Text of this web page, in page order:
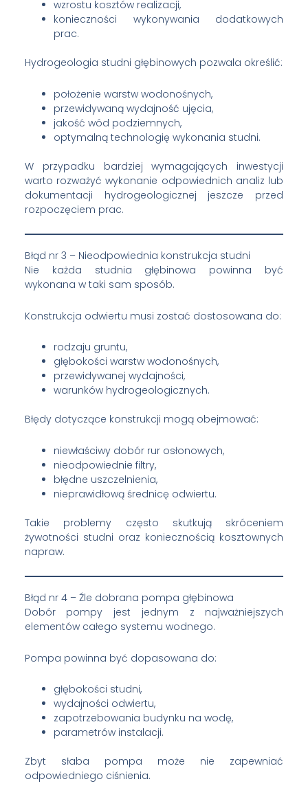
wzrostu kosztów realizacji,
konieczności wykonywania dodatkowych
prac.
Hydrogeologia studni głębinowych pozwala określić:
położenie warstw wodonośnych,
przewidywaną wydajność ujęcia,
jakość wód podziemnych,
optymalną technologię wykonania studni.
W przypadku bardziej wymagających inwestycji
warto rozważyć wykonanie odpowiednich analiz lub
dokumentacji hydrogeologicznej jeszcze przed
rozpoczęciem prac.
Błąd nr 3 – Nieodpowiednia konstrukcja studni
Nie każda studnia głębinowa powinna być
wykonana w taki sam sposób.
Konstrukcja odwiertu musi zostać dostosowana do:
rodzaju gruntu,
głębokości warstw wodonośnych,
przewidywanej wydajności,
warunków hydrogeologicznych.
Błędy dotyczące konstrukcji mogą obejmować:
niewłaściwy dobór rur osłonowych,
nieodpowiednie filtry,
błędne uszczelnienia,
nieprawidłową średnicę odwiertu.
Takie problemy często skutkują skróceniem
żywotności studni oraz koniecznością kosztownych
napraw.
Błąd nr 4 – Źle dobrana pompa głębinowa
Dobór pompy jest jednym z najważniejszych
elementów całego systemu wodnego.
Pompa powinna być dopasowana do:
głębokości studni,
wydajności odwiertu,
zapotrzebowania budynku na wodę,
parametrów instalacji.
Zbyt słaba pompa może nie zapewniać
odpowiedniego ciśnienia.